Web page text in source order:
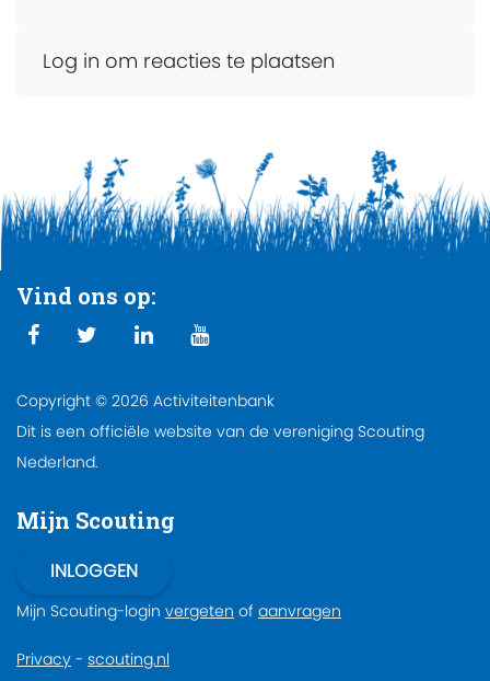
Log in om reacties te plaatsen
Vind ons op:
Copyright © 2026 Activiteitenbank
Dit is een officiële website van de vereniging Scouting
Nederland.
Mijn Scouting
Mijn Scouting-login vergeten of aanvragen
Privacy - scouting.nl